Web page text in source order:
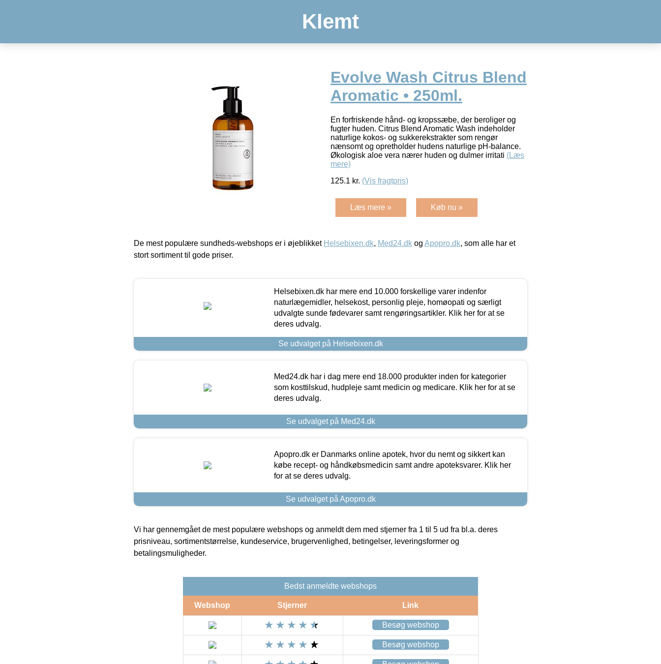
Klemt
Evolve Wash Citrus Blend
Aromatic • 250ml.
En forfriskende hånd- og kropssæbe, der beroliger og
fugter huden. Citrus Blend Aromatic Wash indeholder
naturlige kokos- og sukkerekstrakter som rengør
nænsomt og opretholder hudens naturlige pH-balance.
Økologisk aloe vera nærer huden og dulmer irritati (Læs
mere)
125.1 kr. (Vis fragtpris)
Læs mere » Køb nu »
De mest populære sundheds-webshops er i øjeblikket Helsebixen.dk, Med24.dk og Apopro.dk, som alle har et
stort sortiment til gode priser.
Helsebixen.dk har mere end 10.000 forskellige varer indenfor
naturlægemidler, helsekost, personlig pleje, homøopati og særligt
udvalgte sunde fødevarer samt rengøringsartikler. Klik her for at se
deres udvalg.
Se udvalget på Helsebixen.dk
Med24.dk har i dag mere end 18.000 produkter inden for kategorier
som kosttilskud, hudpleje samt medicin og medicare. Klik her for at se
deres udvalg.
Se udvalget på Med24.dk
Apopro.dk er Danmarks online apotek, hvor du nemt og sikkert kan
købe recept- og håndkøbsmedicin samt andre apoteksvarer. Klik her
for at se deres udvalg.
Se udvalget på Apopro.dk
Vi har gennemgået de mest populære webshops og anmeldt dem med stjerner fra 1 til 5 ud fra bl.a. deres
prisniveau, sortimentstørrelse, kundeservice, brugervenlighed, betingelser, leveringsformer og
betalingsmuligheder.
Bedst anmeldte webshops
Webshop Stjerner Link
Besøg webshop
Besøg webshop